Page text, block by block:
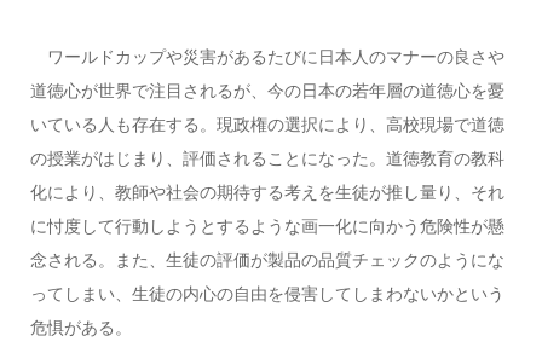
ワールドカップや災害があるたびに日本人のマナーの良さや
道徳心が世界で注目されるが、今の日本の若年層の道徳心を憂
いている人も存在する。現政権の選択により、高校現場で道徳
の授業がはじまり、評価されることになった。道徳教育の教科
化により、教師や社会の期待する考えを生徒が推し量り、それ
に忖度して行動しようとするような画一化に向かう危険性が懸
念される。また、生徒の評価が製品の品質チェックのようにな
ってしまい、生徒の内心の自由を侵害してしまわないかという
危惧がある。